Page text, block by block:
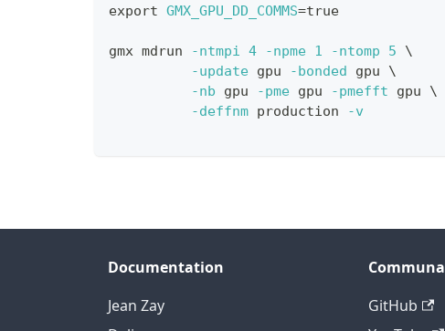
export GMX_GPU_DD_COMMS=true
gmx mdrun -ntmpi 4 -npme 1 -ntomp 5
\
-update gpu -bonded gpu \
-nb gpu -pme gpu -pmefft gpu \
-deffnm production -v
Documentation
Jean Zay
GitHub